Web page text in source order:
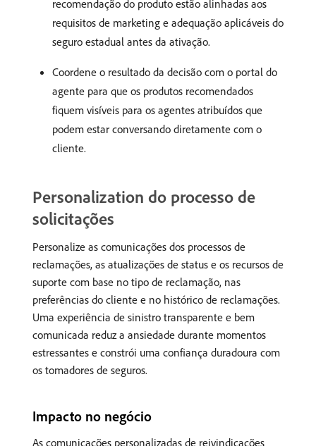
recomendação do produto estão alinhadas aos
requisitos de marketing e adequação aplicáveis do
seguro estadual antes da ativação.
Coordene o resultado da decisão com o portal do
agente para que os produtos recomendados
fiquem visíveis para os agentes atribuídos que
podem estar conversando diretamente com o
cliente.
Personalization do processo de
solicitações
Personalize as comunicações dos processos de
reclamações, as atualizações de status e os recursos de
suporte com base no tipo de reclamação, nas
preferências do cliente e no histórico de reclamações.
Uma experiência de sinistro transparente e bem
comunicada reduz a ansiedade durante momentos
estressantes e constrói uma confiança duradoura com
os tomadores de seguros.
Impacto no negócio
As comunicações personalizadas de reivindicações